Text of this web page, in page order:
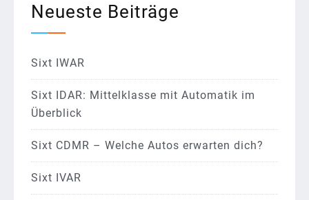
Neueste Beiträge
Sixt IWAR
Sixt IDAR: Mittelklasse mit Automatik im
Überblick
Sixt CDMR – Welche Autos erwarten dich?
Sixt IVAR